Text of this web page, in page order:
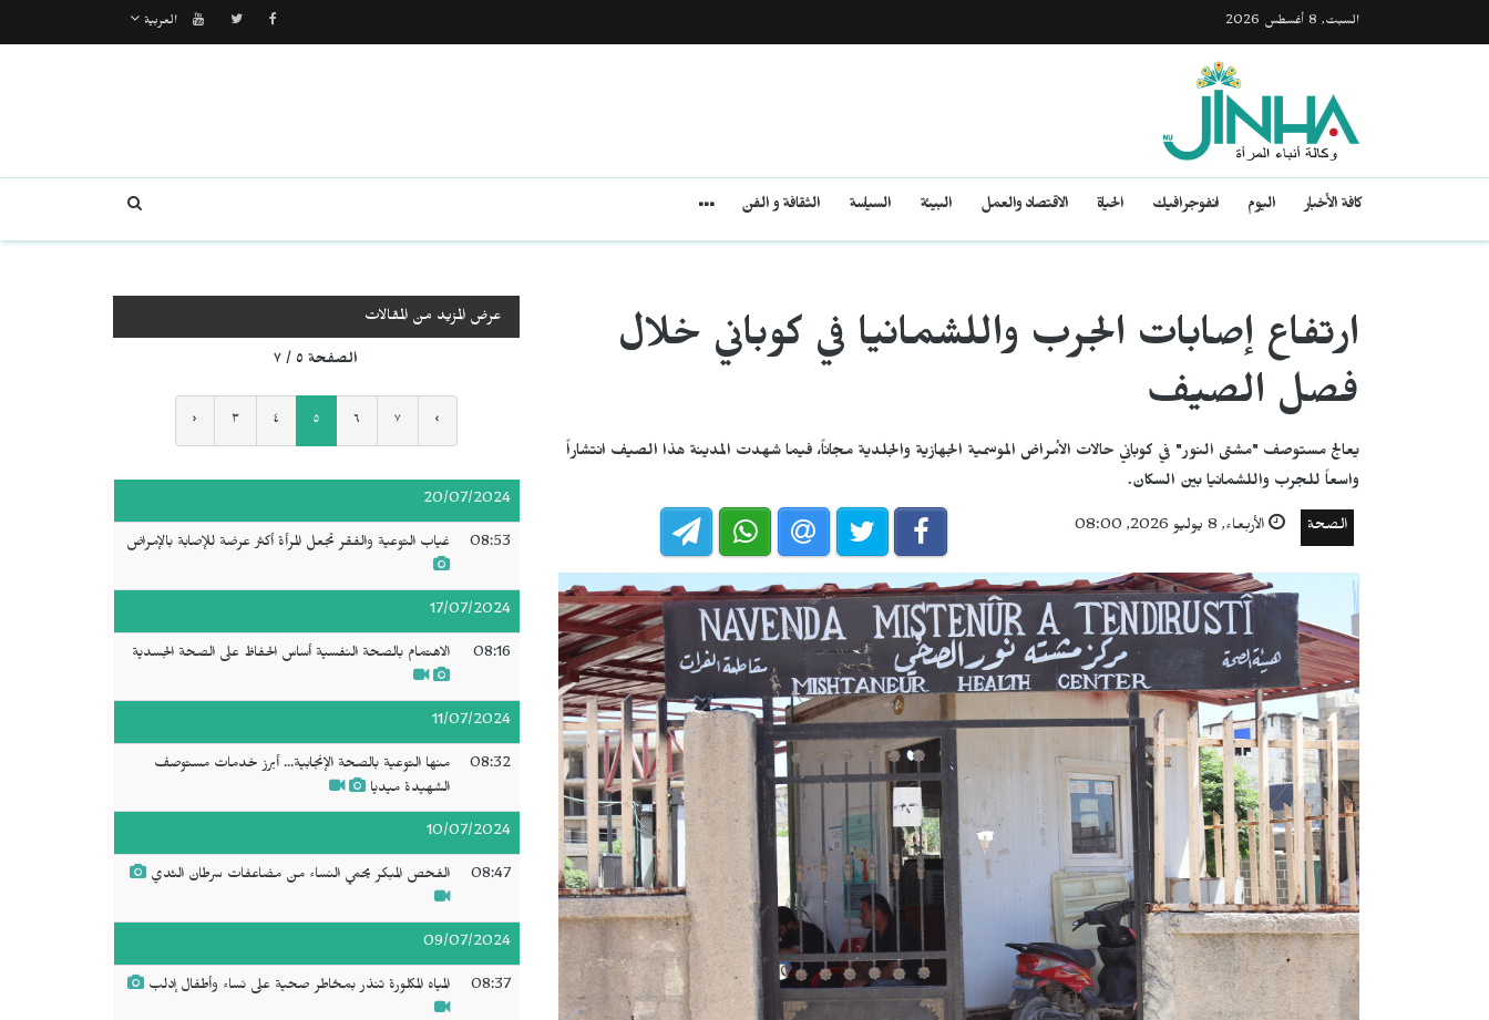
السبت, 8 أغسطس 2026 العربية
كافة الأخبار اليوم انفوجرافيك الحياة الاقتصاد والعمل البيئة السياسة الثقافة و الفن
ارتفاع إصابات الجرب واللشمانيا في كوباني خلال
فصل الصيف
يعالج مستوصف "مشتى النور" في كوباني حالات الأمراض الموسمية الجهازية والجلدية مجاناً، فيما شهدت المدينة هذا الصيف انتشاراً
واسعاً للجرب واللشمانيا بين السكان.
الصحة الأربعاء, 8 يوليو 2026, 08:00
عرض المزيد من المقالات
الصفحة ٥ / ٧
‹ ٣ ٤ ٥ ٦ ٧ ›
20/07/2024
08:53 غياب التوعية والفقر تجعل المرأة أكثر عرضة للإصابة بالإمراض
17/07/2024
08:16 الاهتمام بالصحة النفسية أساس الحفاظ على الصحة الجسدية
11/07/2024
08:32
منها التوعية بالصحة الإنجابية... أبرز خدمات مستوصف
الشهيدة ميديا
10/07/2024
08:47 الفحص المبكر يحمي النساء من مضاعفات سرطان الثدي
09/07/2024
08:37 المياه المكلورة تنذر بمخاطر صحية على نساء وأطفال إدلب